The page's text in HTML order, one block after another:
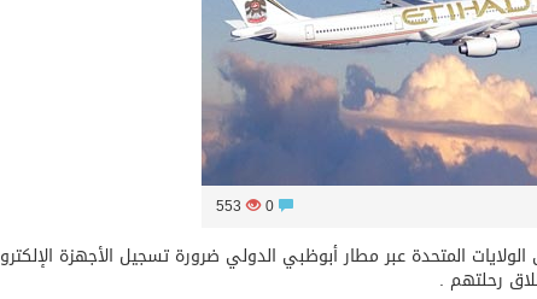
0
553
المتحدة عبر مطار أبوظبي الدولي ضرورة تسجيل الأجهزة
رحلتهم .